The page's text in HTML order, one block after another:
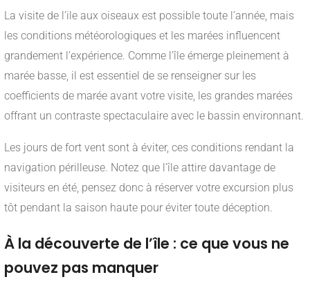
La visite de l’ile aux oiseaux est possible toute l’année, mais
les conditions météorologiques et les marées influencent
grandement l’expérience. Comme l’île émerge pleinement à
marée basse, il est essentiel de se renseigner sur les
coefficients de marée avant votre visite, les grandes marées
offrant un contraste spectaculaire avec le bassin environnant.
Les jours de fort vent sont à éviter, ces conditions rendant la
navigation périlleuse. Notez que l’île attire davantage de
visiteurs en été, pensez donc à réserver votre excursion plus
tôt pendant la saison haute pour éviter toute déception.
À la découverte de l’île : ce que vous ne
pouvez pas manquer